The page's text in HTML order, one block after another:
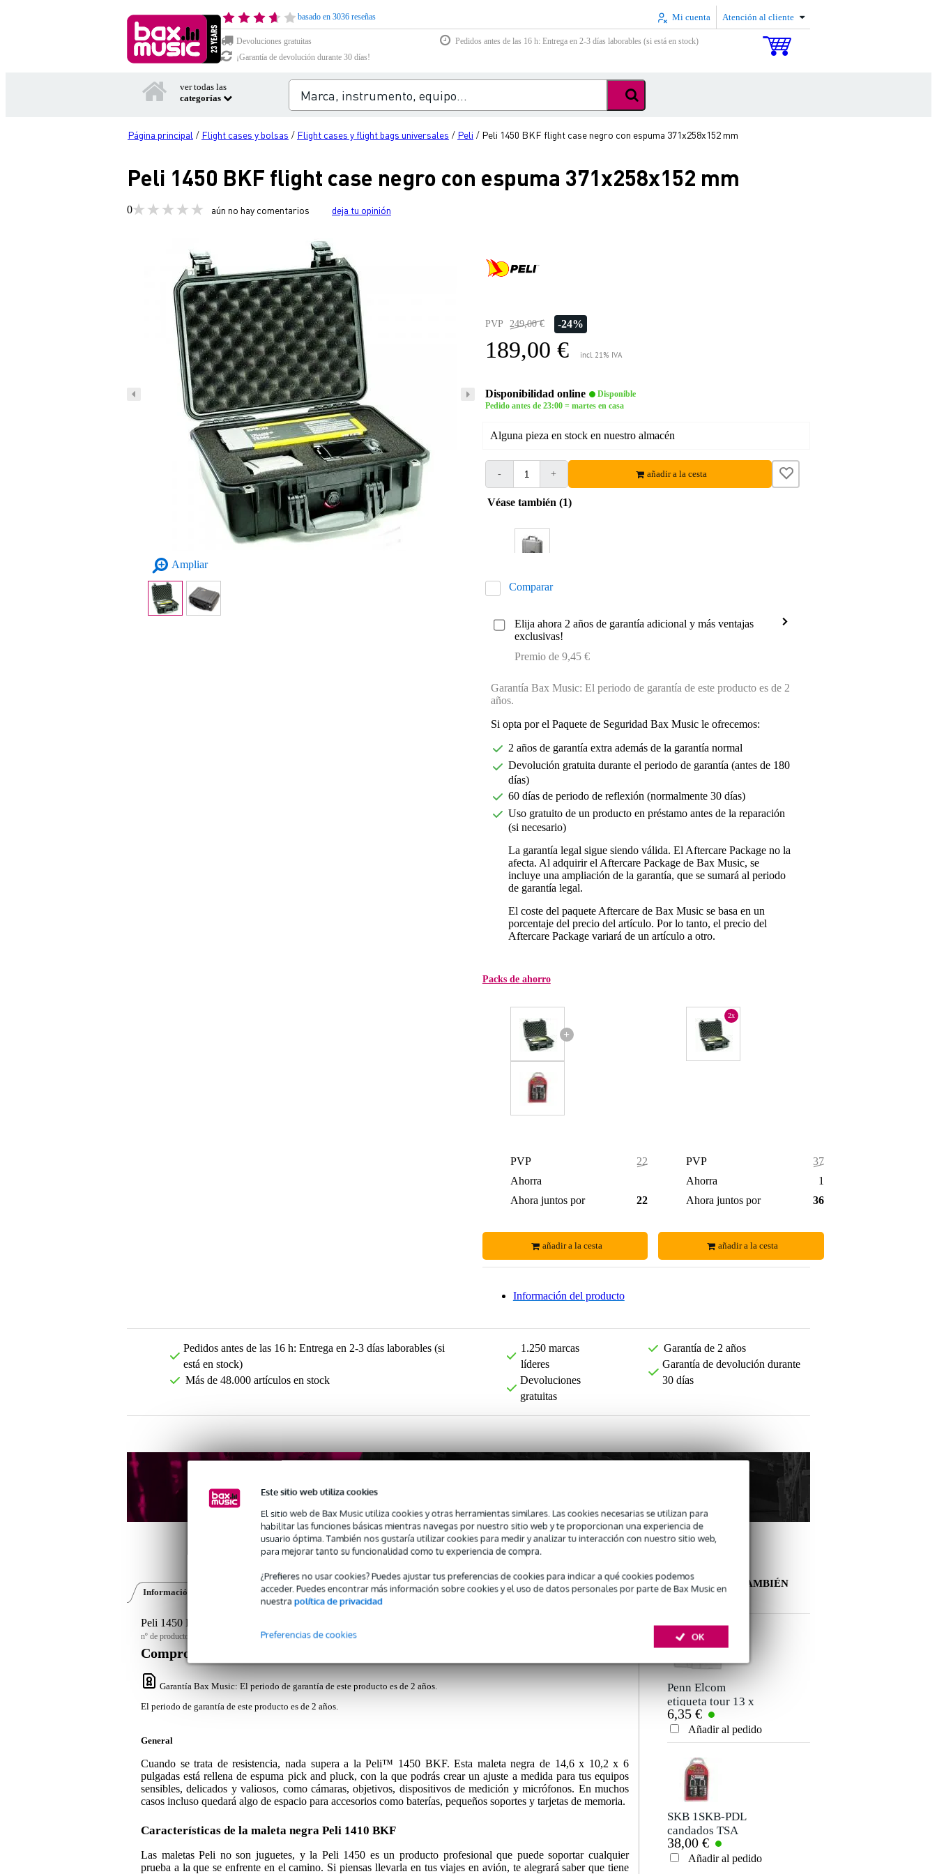
Este sitio web utiliza cookies
El sitio web de Bax Music utiliza cookies y otras herramientas similares. Las cookies necesarias se utilizan para
habilitar las funciones básicas mientras navegas por nuestro sitio web y te proporcionan una experiencia de
usuario óptima. También nos gustaría utilizar cookies para medir y analizar tu interacción con nuestro sitio web,
para mejorar tanto su funcionalidad como tu experiencia de compra.
¿Prefieres no usar cookies? Puedes ajustar tus preferencias de cookies para indicar a qué cookies podemos
acceder. Puedes encontrar más información sobre cookies y el uso de datos personales por parte de Bax Music en
nuestra política de privacidad
OK
Preferencias de cookies
basado en 3036 reseñas Mi cuenta Atención al cliente
Devoluciones gratuitas
Pedidos antes de las 16 h: Entrega en 2-3 días laborables (si está en stock)
¡Garantía de devolución durante 30 días!
ver todas las
categorías
Página principal / Flight cases y bolsas / Flight cases y flight bags universales / Peli / Peli 1450 BKF flight case negro con espuma 371x258x152 mm
Peli 1450 BKF flight case negro con espuma 371x258x152 mm
0 aún no hay comentarios deja tu opinión
Ampliar
PVP 249,00 € -24%
189,00 € incl. 21% IVA
Disponibilidad online
Disponible
Pedido antes de 23:00 = martes en casa
Alguna pieza en stock en nuestro almacén
- + añadir a la cesta
Véase también (1)
Comparar
Elija ahora 2 años de garantía adicional y más ventajas
exclusivas!
Premio de 9,45 €
Garantía Bax Music: El periodo de garantía de este producto es de 2
años.
Si opta por el Paquete de Seguridad Bax Music le ofrecemos:
2 años de garantía extra además de la garantía normal
Devolución gratuita durante el periodo de garantía (antes de 180
días)
60 días de periodo de reflexión (normalmente 30 días)
Uso gratuito de un producto en préstamo antes de la reparación
(si necesario)
La garantía legal sigue siendo válida. El Aftercare Package no la
afecta. Al adquirir el Aftercare Package de Bax Music, se
incluye una ampliación de la garantía, que se sumará al periodo
de garantía legal.
El coste del paquete Aftercare de Bax Music se basa en un
porcentaje del precio del artículo. Por lo tanto, el precio del
Aftercare Package variará de un artículo a otro.
Packs de ahorro
+
PVP
227,00 €
Ahorra
Ahora juntos por
223,00 €
añadir a la cesta
2x
PVP
378,00 €
Ahorra
15,00 €
Ahora juntos por
363,00 €
añadir a la cesta
Información del producto
Pedidos antes de las 16 h: Entrega en 2-3 días laborables (si
está en stock)
Más de 48.000 artículos en stock
1.250 marcas
líderes
Devoluciones
gratuitas
Garantía de 2 años
Garantía de devolución durante
30 días
Información del producto Opiniones(0)
Peli 1450 BKF flight case negro con espuma 371x258x152 mm
nº de producto:
Compromiso de servicio
Garantía Bax Music: El periodo de garantía de este producto es de 2 años.
El periodo de garantía de este producto es de 2 años.
General
Cuando se trata de resistencia, nada supera a la Peli™ 1450 BKF. Esta maleta negra de 14,6 x 10,2 x 6
pulgadas está rellena de espuma pick and pluck, con la que podrás crear un ajuste a medida para tus equipos
sensibles, delicados y valiosos, como cámaras, objetivos, dispositivos de medición y micrófonos. En muchos
casos incluso quedará algo de espacio para accesorios como baterías, pequeños soportes y tarjetas de memoria.
Características de la maleta negra Peli 1410 BKF
Las maletas Peli no son juguetes, y la Peli 1450 es un producto profesional que puede soportar cualquier
prueba a la que se enfrente en el camino. Si piensas llevarla en tus viajes en avión, te alegrará saber que tiene
Deja tu opinión
Apodo
Clasificación
Comentario
Enviar
Aún no hay opiniones sobre este producto.
OTROS CLIENTES TAMBIÉN
COMPRARON
Penn Elcom
etiqueta tour 13 x
8,5 cm
6,35 €
Añadir al pedido
SKB 1SKB-PDL
candados TSA
38,00 €
Añadir al pedido